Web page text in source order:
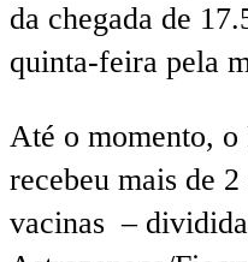
da chegada de
quinta-feira pela
Até o momento,
recebeu mais de
vacinas –